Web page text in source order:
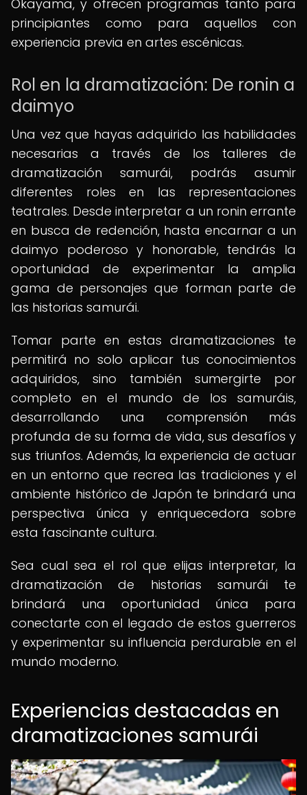
Okayama, y ofrecen programas tanto para
principiantes como para aquellos con
experiencia previa en artes escénicas.
Rol en la dramatización: De ronin a
daimyo
Una vez que hayas adquirido las habilidades
necesarias a través de los talleres de
dramatización samurái, podrás asumir
diferentes roles en las representaciones
teatrales. Desde interpretar a un ronin errante
en busca de redención, hasta encarnar a un
daimyo poderoso y honorable, tendrás la
oportunidad de experimentar la amplia
gama de personajes que forman parte de
las historias samurái.
Tomar parte en estas dramatizaciones te
permitirá no solo aplicar tus conocimientos
adquiridos, sino también sumergirte por
completo en el mundo de los samuráis,
desarrollando una comprensión más
profunda de su forma de vida, sus desafíos y
sus triunfos. Además, la experiencia de actuar
en un entorno que recrea las tradiciones y el
ambiente histórico de Japón te brindará una
perspectiva única y enriquecedora sobre
esta fascinante cultura.
Sea cual sea el rol que elijas interpretar, la
dramatización de historias samurái te
brindará una oportunidad única para
conectarte con el legado de estos guerreros
y experimentar su influencia perdurable en el
mundo moderno.
Experiencias destacadas en
dramatizaciones samurái